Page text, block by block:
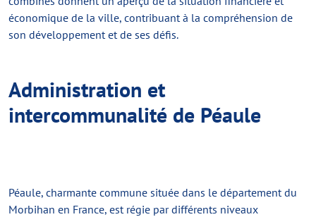
économique de la ville, contribuant à la compréhension de
son développement et de ses défis.
Administration et
intercommunalité de Péaule
Péaule, charmante commune située dans le département du
Morbihan en France, est régie par différents niveaux